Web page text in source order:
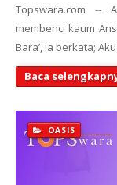
Topswara.com --
membenci kaum
Bara’, ia berkata;
Baca
OASIS